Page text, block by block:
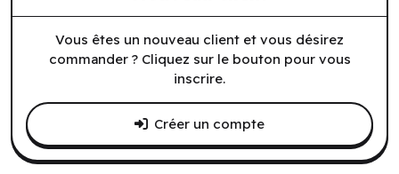
Vous êtes un nouveau client et vous désirez
commander ? Cliquez sur le bouton pour vous
inscrire.
Créer un compte